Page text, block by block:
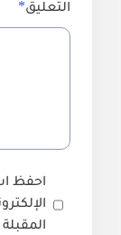
التعليق
احفظ